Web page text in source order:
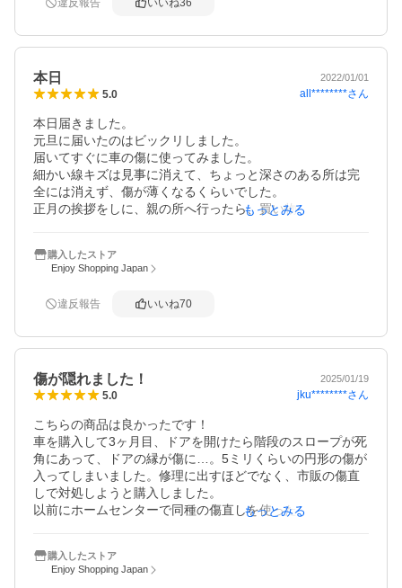
また何度か試してみて、ダメならディーラーへもっていこ
違反報告 いいね36
本日 2022/01/01
5.0 all********さん
本日届きました。
元旦に届いたのはビックリしました。
届いてすぐに車の傷に使ってみました。
細かい線キズは見事に消えて、ちょっと深さのある所は完
全には消えず、傷が薄くなるくらいでした。
正月の挨拶をしに、親の所へ行ったら、買い物で擦られた
綺麗になったと喜んでました。
使った感想は、とても簡単の一言です。
で拭き取るだけで、綺麗になります。
もっとみる
購入したストア
Enjoy Shopping Japan
違反報告 いいね70
傷が隠れました！ 2025/01/19
5.0 jku********さん
こちらの商品は良かったです！
車を購入して3ヶ月目、ドアを開けたら階段のスロープが死
角にあって、ドアの縁が傷に…。5ミリくらいの円形の傷が
入ってしまいました。修理に出すほどでなく、市販の傷直
しで対処しようと購入しました。
以前にホームセンターで同種の傷直しを使ったのですが、
ていませんてした。
ところが今回は綺麗に傷が隠れました！しかも傷周囲も美
もっとみる
購入したストア
Enjoy Shopping Japan